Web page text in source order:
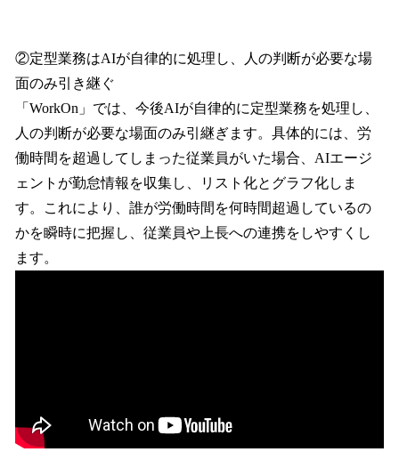
②定型業務はAIが自律的に処理し、人の判断が必要な場
面のみ引き継ぐ
「WorkOn」では、今後AIが自律的に定型業務を処理し、
人の判断が必要な場面のみ引継ぎます。具体的には、労
働時間を超過してしまった従業員がいた場合、AIエージ
ェントが勤怠情報を収集し、リスト化とグラフ化しま
す。これにより、誰が労働時間を何時間超過しているの
かを瞬時に把握し、従業員や上長への連携をしやすくし
ます。